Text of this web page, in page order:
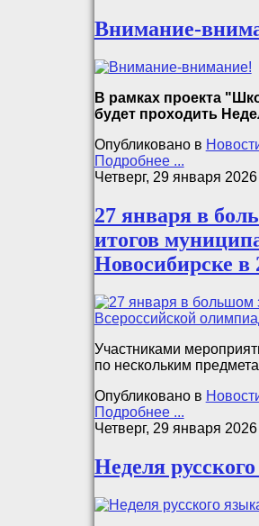
Внимание-
В рамках проекта
будет проходить
Опубликовано в
Подробнее ...
Четверг, 29 января
27 января в
итогов
Новосибирске в
Участниками
по нескольким
Опубликовано в
Подробнее ...
Четверг, 29 января
Неделя